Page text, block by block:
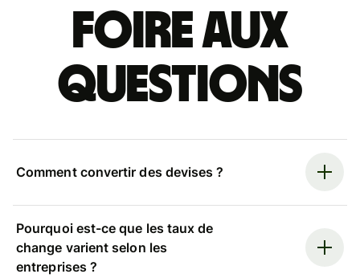
Foire aux
questions
Comment convertir des devises ?
Pourquoi est-ce que les taux de
change varient selon les
entreprises ?